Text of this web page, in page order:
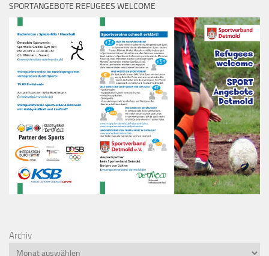
SPORTANGEBOTE REFUGEES WELCOME
Archiv